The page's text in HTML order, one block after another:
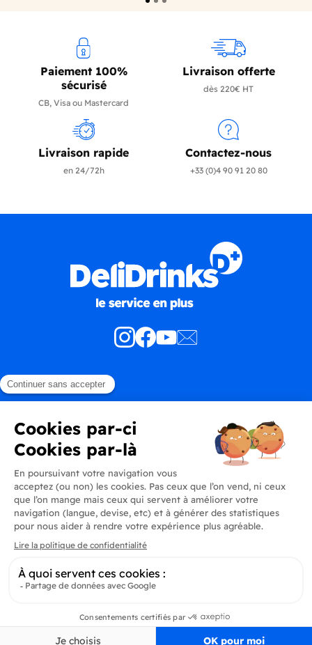
Paiement 100%
sécurisé
CB, Visa ou Mastercard
Livraison offerte
dès 220€ HT
Livraison rapide
en 24/72h
Contactez-nous
+33 (0)4 90 91 20 80
En savoir plus
Informations
Inscrivez-vous à la newsletter
Delidrinks